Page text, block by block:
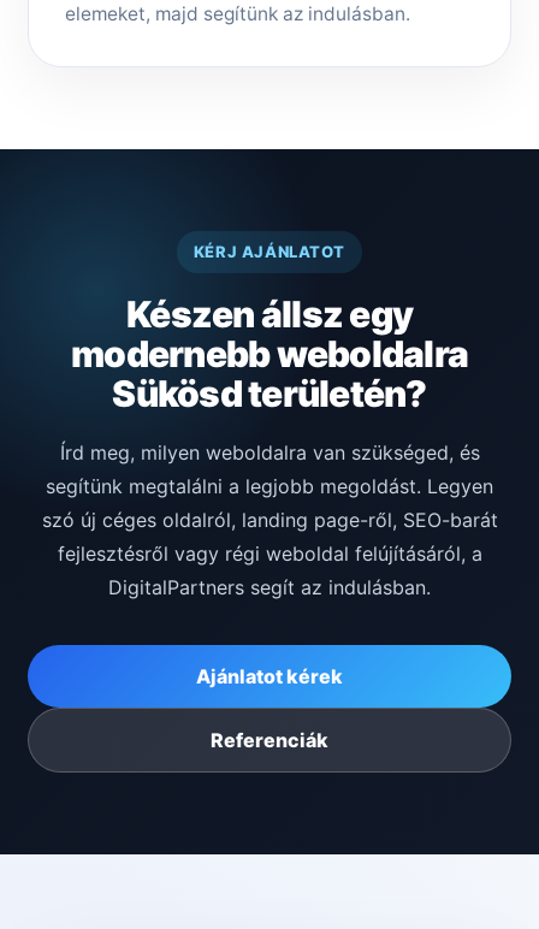
elemeket, majd segítünk az indulásban.
KÉRJ AJÁNLATOT
Készen állsz egy
modernebb weboldalra
Sükösd területén?
Írd meg, milyen weboldalra van szükséged, és
segítünk megtalálni a legjobb megoldást. Legyen
szó új céges oldalról, landing page-ről, SEO-barát
fejlesztésről vagy régi weboldal felújításáról, a
DigitalPartners segít az indulásban.
Ajánlatot kérek
Referenciák